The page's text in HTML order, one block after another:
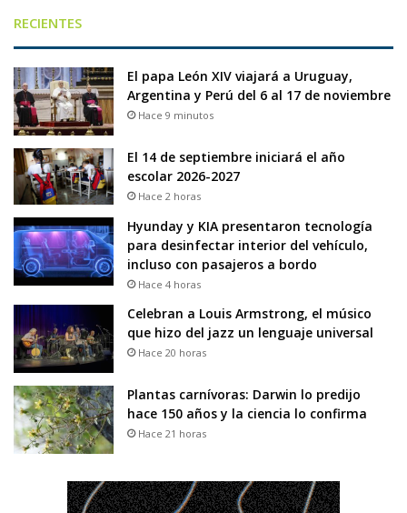
RECIENTES
El papa León XIV viajará a Uruguay,
Argentina y Perú del 6 al 17 de noviembre
Hace 9 minutos
El 14 de septiembre iniciará el año
escolar 2026-2027
Hace 2 horas
Hyunday y KIA presentaron tecnología
para desinfectar interior del vehículo,
incluso con pasajeros a bordo
Hace 4 horas
Celebran a Louis Armstrong, el músico
que hizo del jazz un lenguaje universal
Hace 20 horas
Plantas carnívoras: Darwin lo predijo
hace 150 años y la ciencia lo confirma
Hace 21 horas